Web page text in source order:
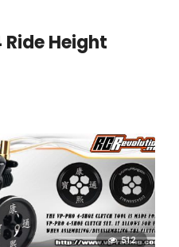
Ride Height
512